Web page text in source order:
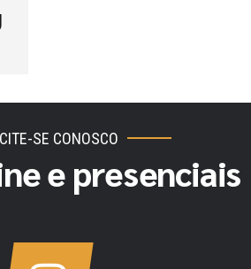
SE CONOSCO
e presenciais